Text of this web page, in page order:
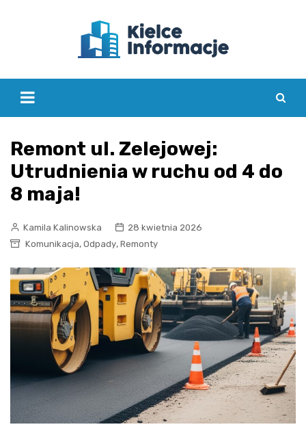
Remont ul. Zelejowej:
Utrudnienia w ruchu od 4 do
8 maja!
Kamila Kalinowska
28 kwietnia 2026
Komunikacja, Odpady, Remonty